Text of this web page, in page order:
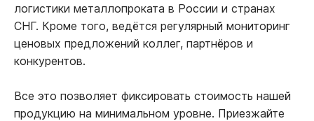
логистики металлопроката в России и странах
СНГ. Кроме того, ведётся регулярный мониторинг
ценовых предложений коллег, партнёров и
конкурентов.
Все это позволяет фиксировать стоимость нашей
продукцию на минимальном уровне. Приезжайте